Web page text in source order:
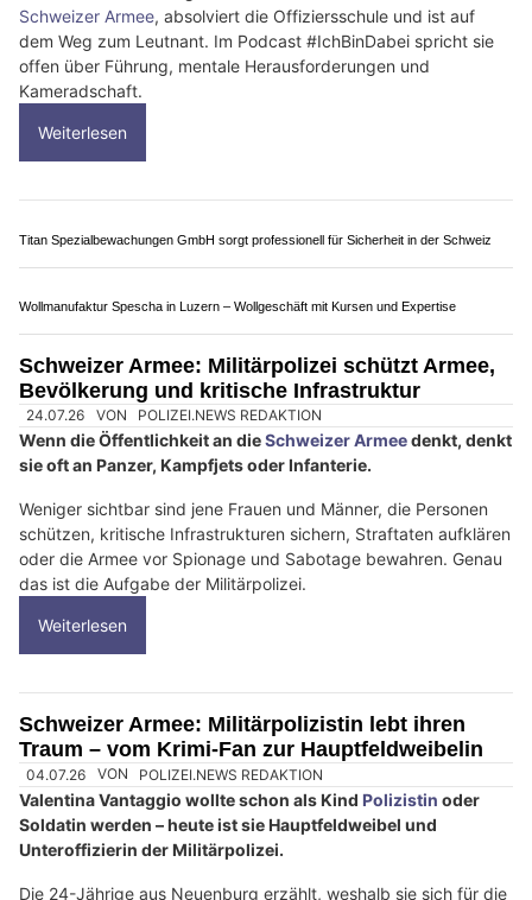
Toggenburg Indoor Shooting: Indoor-Schiessen im Kanton St. Gallen
Individuelle Sicherheitslösungen von BTS Sicherheit AG – passgenau für Ihre
Bedürfnisse
DFC Guard GmbH: Sicherheit für Baustellen, Events, Objekte und Menschen
Leutnant – statt ins Medizinstudium
28.07.26 VON POLIZEI.NEWS REDAKTION
Eigentlich wollte Svenja Dieckmann Medizin studieren. Doch
ein Erste-Hilfe-Lager brachte vieles ins Rollen.
Heute ist die 21-Jährige Wachtmeister in der
dem Weg zum Leutnant. Im Podcast #IchBinDabei spricht sie
offen über Führung, mentale Herausforderungen und
Kameradschaft.
Weiterlesen
Titan Spezialbewachungen GmbH sorgt professionell für Sicherheit in der Schweiz